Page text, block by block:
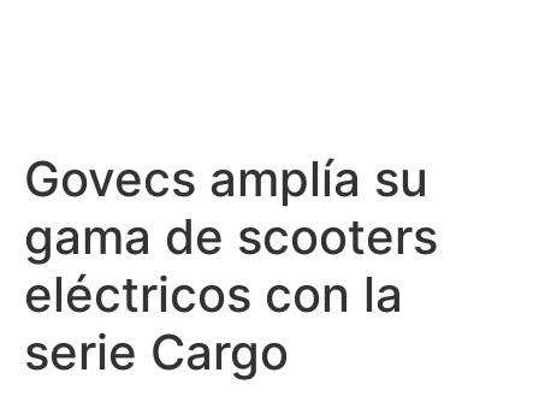
Govecs amplía su
gama de scooters
eléctricos con la
serie Cargo